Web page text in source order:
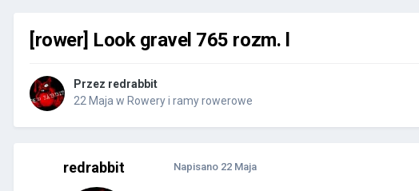
[rower] Look gravel 765 rozm. l
Przez redrabbit
22 Maja w Rowery i ramy rowerowe
redrabbit Napisano 22 Maja